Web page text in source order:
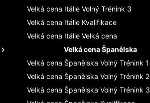
Velká cena Itálie Volný Trénink 3
Velká cena Itálie Kvalifikace
Velká cena Itálie Velká cena
Velká cena Španělska
Velká cena Španělska Volný Trénink 1
Velká cena Španělska Volný Trénink 2
Velká cena Španělska Volný Trénink 3